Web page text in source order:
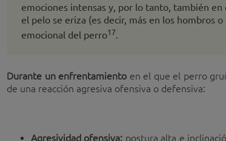
emociones intensas y, por lo tanto, también en
el pelo se eriza (es decir, más en los hombros
emocional del perro17.
Durante un enfrentamiento en el que el perro
de una reacción agresiva ofensiva o defensiva:
Agresividad ofensiva: postura alta e